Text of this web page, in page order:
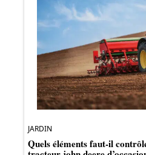
JARDIN
Quels éléments faut-il